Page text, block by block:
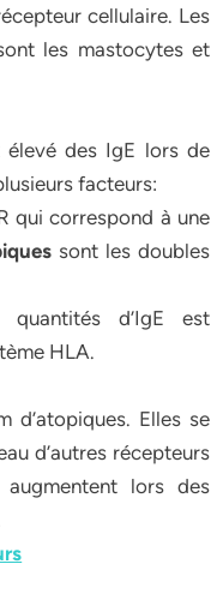
cellulaire. Les
les mastocytes et
des IgE lors de
facteurs:
qui correspond à une
sont les doubles
d’IgE est
HLA.
d’atopiques. Elles se
d’autres récepteurs
lors des